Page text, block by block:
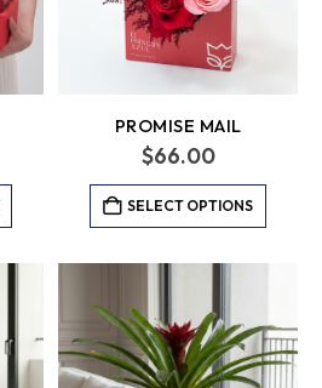
PROMISE MAIL
$66.00
SELECT OPTIONS